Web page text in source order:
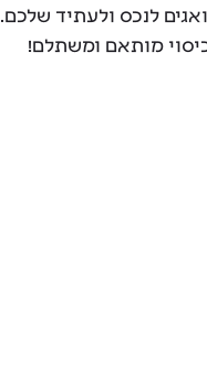
לנכס ולעתיד שלכם.
מותאם ומשתלם!